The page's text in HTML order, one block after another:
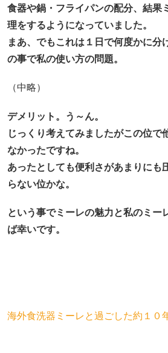
食器や鍋・フライパンの配分、結果
理をするようになっていました。
まあ、でもこれは１日で何度かに分
の事で私の使い方の問題。
（中略）
デメリット。う～ん。
じっくり考えてみましたがこの位で
なかったですね。
あったとしても便利さがあまりにも
らない位かな。
という事でミーレの魅力と私のミー
ば幸いです。
海外食洗器ミーレと過ごした約１０